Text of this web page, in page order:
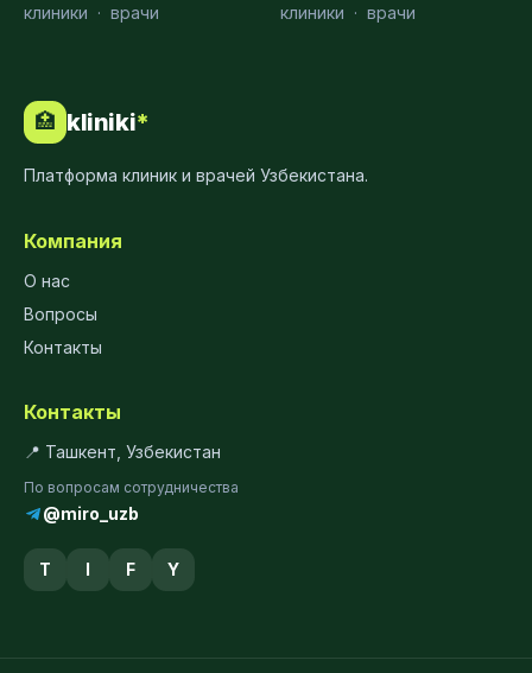
клиники · врачи
клиники · врачи
🏥 kliniki*
Платформа клиник и врачей Узбекистана.
Компания
О нас
Вопросы
Контакты
Контакты
📍 Ташкент, Узбекистан
По вопросам сотрудничества
@miro_uzb
T I F Y